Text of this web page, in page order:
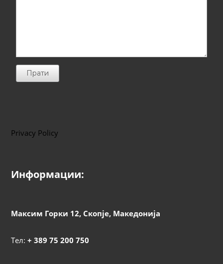
Прати
Privacy Policy
Информации:
Максим Горки 12, Скопје, Македонија
Тел: + 389 75 200 750